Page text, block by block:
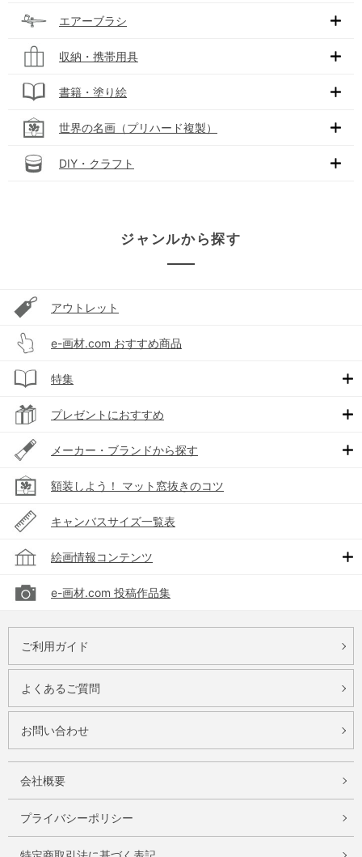
エアーブラシ
収納・携帯用具
書籍・塗り絵
世界の名画（プリハード複製）
DIY・クラフト
ジャンルから探す
アウトレット
e-画材.com おすすめ商品
特集
プレゼントにおすすめ
メーカー・ブランドから探す
額装しよう！ マット窓抜きのコツ
キャンバスサイズ一覧表
絵画情報コンテンツ
e-画材.com 投稿作品集
ご利用ガイド
よくあるご質問
お問い合わせ
会社概要
プライバシーポリシー